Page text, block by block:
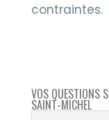
contraintes.
VOS QUESTIONS
SAINT-MICHEL